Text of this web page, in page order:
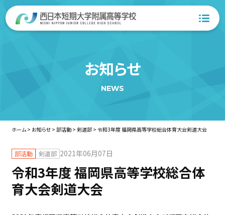
お知らせ
NEWS
ホーム> お知らせ> 部活動> 剣道部> 令和3年度 福岡県高等学校総合体育大会剣道大会
部活動 剣道部 2021年06月07日
令和3年度 福岡県高等学校総合体
育大会剣道大会